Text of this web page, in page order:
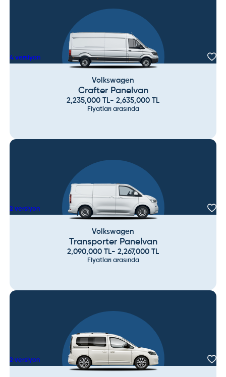
4 versiyon
Volkswagen
Crafter Panelvan
2,235,000 TL- 2,635,000 TL
Fiyatları arasında
2 versiyon
Volkswagen
Transporter Panelvan
2,090,000 TL- 2,267,000 TL
Fiyatları arasında
2 versiyon